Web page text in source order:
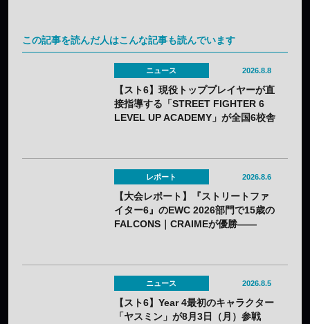
この記事を読んだ人はこんな記事も読んでいます
ニュース 2026.8.8
【スト6】現役トッププレイヤーが直
接指導する「STREET FIGHTER 6
LEVEL UP ACADEMY」が全国6校舎
レポート 2026.8.6
【大会レポート】『ストリートファ
イター6』のEWC 2026部門で15歳の
FALCONS｜CRAIMEが優勝——
ニュース 2026.8.5
【スト6】Year 4最初のキャラクター
「ヤスミン」が8月3日（月）参戦